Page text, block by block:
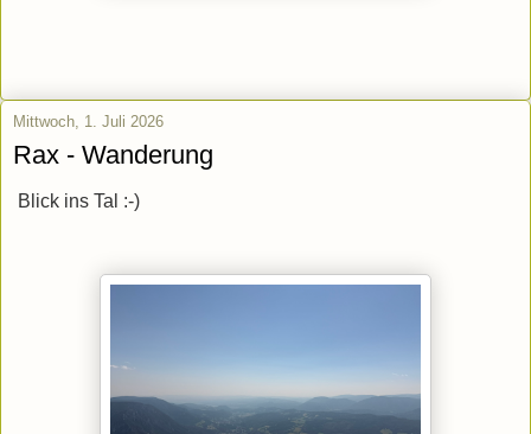
Mittwoch, 1. Juli 2026
Rax - Wanderung
Blick ins Tal :-)